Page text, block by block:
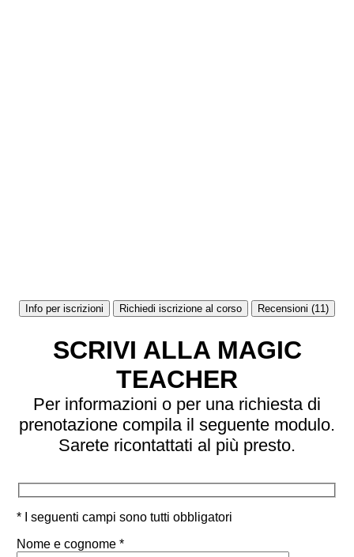
Info per iscrizioni Richiedi iscrizione al corso Recensioni (11)
SCRIVI ALLA MAGIC
TEACHER
Per informazioni o per una richiesta di
prenotazione compila il seguente modulo.
Sarete ricontattati al più presto.
* I seguenti campi sono tutti obbligatori
Nome e cognome *